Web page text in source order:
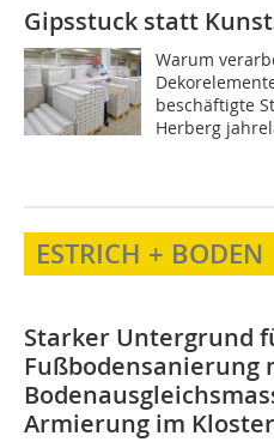
Gipsstuck statt
Warum
beschäftigte
Herberg
ESTRICH + BODEN
Starker Untergrund
Fußbodensanierung
Armierung im